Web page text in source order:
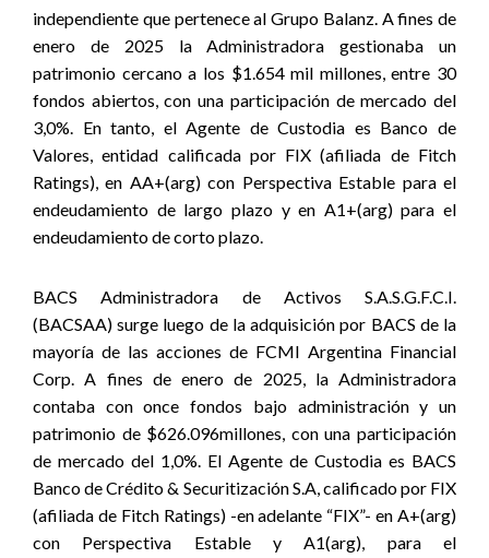
independiente que pertenece al Grupo Balanz. A fines de
enero de 2025 la Administradora gestionaba un
patrimonio cercano a los $1.654 mil millones, entre 30
fondos abiertos, con una participación de mercado del
3,0%. En tanto, el Agente de Custodia es Banco de
Valores, entidad calificada por FIX (afiliada de Fitch
Ratings), en AA+(arg) con Perspectiva Estable para el
endeudamiento de largo plazo y en A1+(arg) para el
endeudamiento de corto plazo.
BACS Administradora de Activos S.A.S.G.F.C.I.
(BACSAA) surge luego de la adquisición por BACS de la
mayoría de las acciones de FCMI Argentina Financial
Corp. A fines de enero de 2025, la Administradora
contaba con once fondos bajo administración y un
patrimonio de $626.096millones, con una participación
de mercado del 1,0%. El Agente de Custodia es BACS
Banco de Crédito & Securitización S.A, calificado por FIX
(afiliada de Fitch Ratings) -en adelante “FIX”- en A+(arg)
con Perspectiva Estable y A1(arg), para el